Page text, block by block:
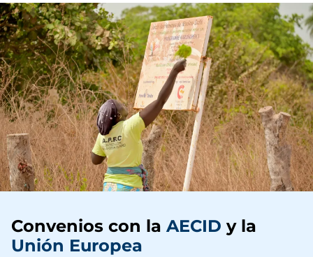
Convenios con la AECID y la
Unión Europea